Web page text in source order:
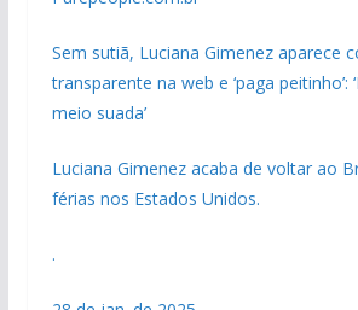
Sem sutiã, Luciana Gimenez aparece
transparente na web e ‘paga peitinho’:
meio suada’
Luciana Gimenez acaba de voltar ao
férias nos Estados Unidos.
.